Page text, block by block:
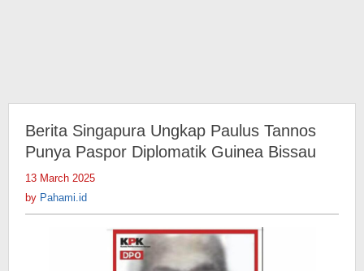
Berita Singapura Ungkap Paulus Tannos
Punya Paspor Diplomatik Guinea Bissau
13 March 2025
by Pahami.id